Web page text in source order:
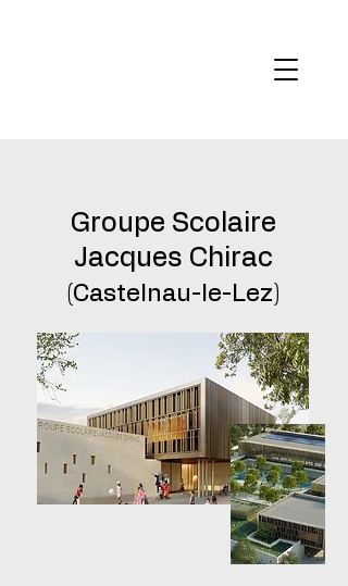
Groupe Scolaire
Jacques Chirac
(Castelnau-le-Lez)